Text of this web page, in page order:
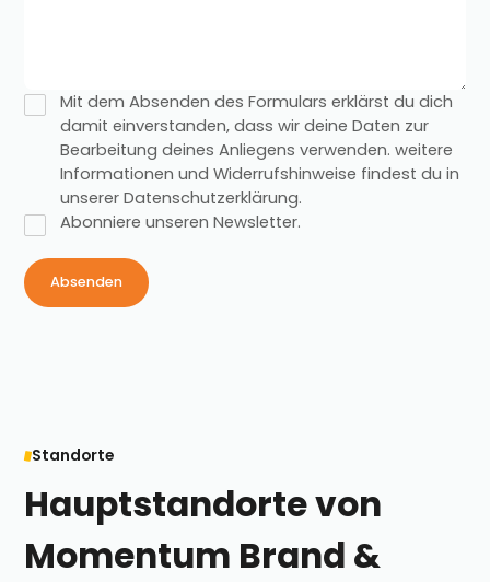
Mit dem Absenden des Formulars erklärst du dich
damit einverstanden, dass wir deine Daten zur
Bearbeitung deines Anliegens verwenden. weitere
Informationen und Widerrufshinweise findest du in
unserer Datenschutzerklärung.
Abonniere unseren Newsletter.
Standorte
Hauptstandorte von
Momentum Brand &